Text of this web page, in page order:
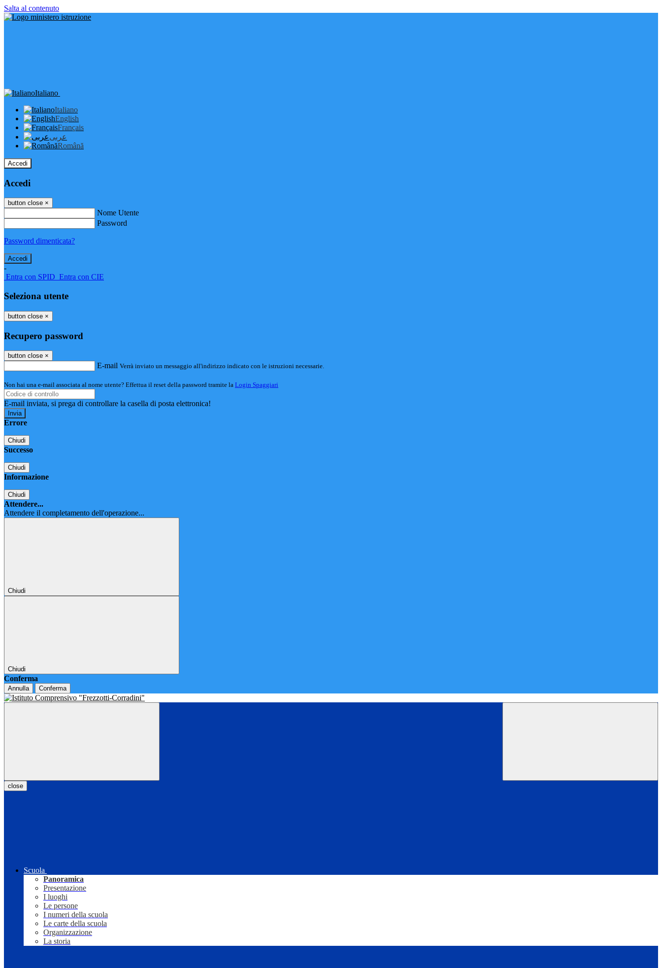
Salta al contenuto
Italiano
Italiano
English
Français
عربى
Română
Accedi
Accedi
button close ×
Nome Utente
Password
Password dimenticata?
-
Entra con SPID Entra con CIE
Seleziona utente
button close ×
Recupero password
button close ×
E-mail Verrà inviato un messaggio all'indirizzo indicato con le istruzioni necessarie.
Non hai una e-mail associata al nome utente? Effettua il reset della password tramite la Login Spaggiari
E-mail inviata, si prega di controllare la casella di posta elettronica!
Errore
Chiudi
Successo
Chiudi
Informazione
Chiudi
Attendere...
Attendere il completamento dell'operazione...
Chiudi
Chiudi
Conferma
Annulla Conferma
close
Scuola
Panoramica
Presentazione
I luoghi
Le persone
I numeri della scuola
Le carte della scuola
Organizzazione
La storia